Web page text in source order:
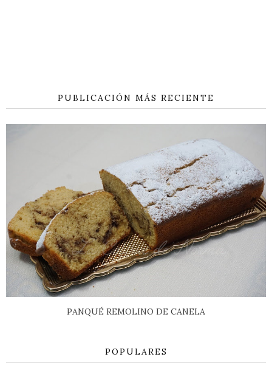
PUBLICACIÓN MÁS RECIENTE
PANQUÉ REMOLINO DE CANELA
POPULARES